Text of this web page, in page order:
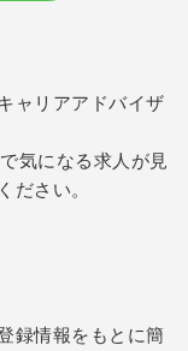
ャリアアドバイザ
気になる求人が見
ださい。
録情報をもとに簡